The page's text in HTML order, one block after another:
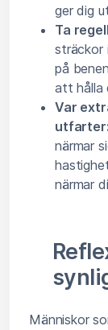
ger dig
Ta
sträckor
på
att hålla
Var
utfarter:
närmar
närmar
Människor